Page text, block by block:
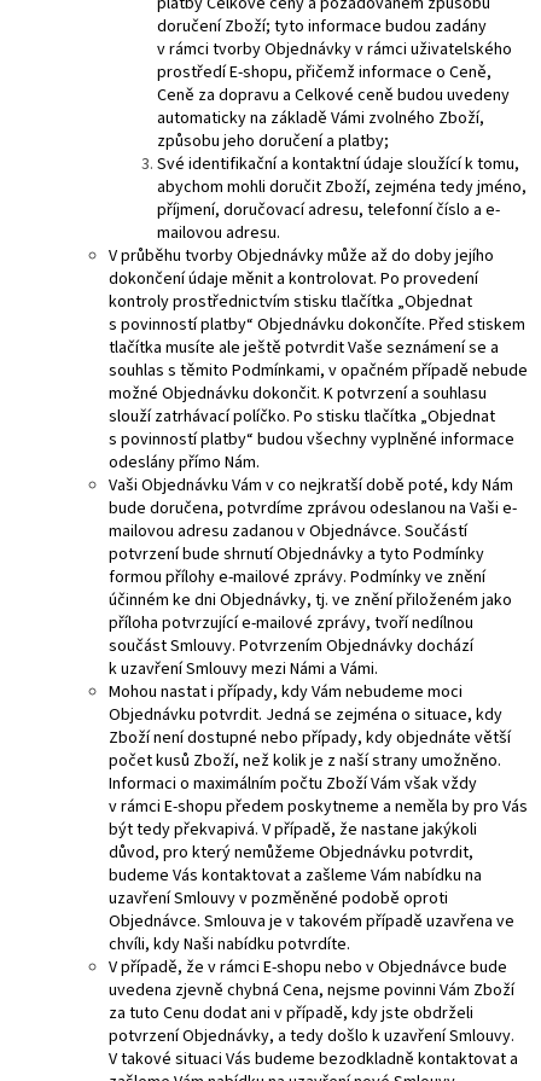
doručení Zboží; tyto informace budou zadány
v rámci tvorby Objednávky v rámci uživatelského
prostředí E-shopu, přičemž informace o Ceně,
Ceně za dopravu a Celkové ceně budou uvedeny
automaticky na základě Vámi zvolného Zboží,
způsobu jeho doručení a platby;
Své identifikační a kontaktní údaje sloužící k tomu,
abychom mohli doručit Zboží, zejména tedy jméno,
příjmení, doručovací adresu, telefonní číslo a e-
mailovou adresu.
V průběhu tvorby Objednávky může až do doby jejího
dokončení údaje měnit a kontrolovat. Po provedení
kontroly prostřednictvím stisku tlačítka „Objednat
s povinností platby“ Objednávku dokončíte. Před stiskem
tlačítka musíte ale ještě potvrdit Vaše seznámení se a
souhlas s těmito Podmínkami, v opačném případě nebude
možné Objednávku dokončit. K potvrzení a souhlasu
slouží zatrhávací políčko. Po stisku tlačítka „Objednat
s povinností platby“ budou všechny vyplněné informace
odeslány přímo Nám.
Vaši Objednávku Vám v co nejkratší době poté, kdy Nám
bude doručena, potvrdíme zprávou odeslanou na Vaši e-
mailovou adresu zadanou v Objednávce. Součástí
potvrzení bude shrnutí Objednávky a tyto Podmínky
formou přílohy e-mailové zprávy. Podmínky ve znění
účinném ke dni Objednávky, tj. ve znění přiloženém jako
příloha potvrzující e-mailové zprávy, tvoří nedílnou
součást Smlouvy. Potvrzením Objednávky dochází
k uzavření Smlouvy mezi Námi a Vámi.
Mohou nastat i případy, kdy Vám nebudeme moci
Objednávku potvrdit. Jedná se zejména o situace, kdy
Zboží není dostupné nebo případy, kdy objednáte větší
počet kusů Zboží, než kolik je z naší strany umožněno.
Informaci o maximálním počtu Zboží Vám však vždy
v rámci E-shopu předem poskytneme a neměla by pro Vás
být tedy překvapivá. V případě, že nastane jakýkoli
důvod, pro který nemůžeme Objednávku potvrdit,
budeme Vás kontaktovat a zašleme Vám nabídku na
uzavření Smlouvy v pozměněné podobě oproti
Objednávce. Smlouva je v takovém případě uzavřena ve
chvíli, kdy Naši nabídku potvrdíte.
V případě, že v rámci E-shopu nebo v Objednávce bude
uvedena zjevně chybná Cena, nejsme povinni Vám Zboží
za tuto Cenu dodat ani v případě, kdy jste obdrželi
potvrzení Objednávky, a tedy došlo k uzavření Smlouvy.
V takové situaci Vás budeme bezodkladně kontaktovat a